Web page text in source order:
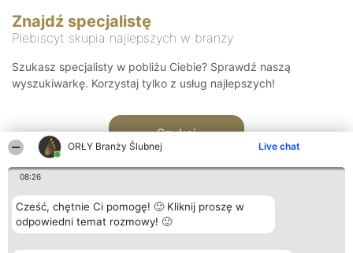
ORŁY Branży Ślubnej Live chat
08:26
Cześć, chętnie Ci pomogę! 🙂 Kliknij proszę w
odpowiedni temat rozmowy! 🙂
Znajdź specjalistę
Plebiscyt skupia najlepszych w branży
Szukasz specjalisty w pobliżu Ciebie? Sprawdź naszą
wyszukiwarkę. Korzystaj tylko z usług najlepszych!
Szukaj
Organizator plebiscytu Plebiscyt Kontakt